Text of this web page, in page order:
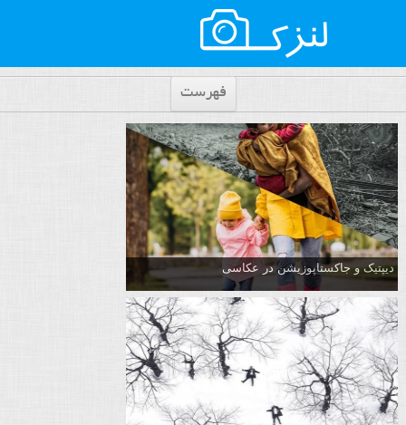
فهرست
دیپتیک و جاکستا‌پوزیشن در عکاسی